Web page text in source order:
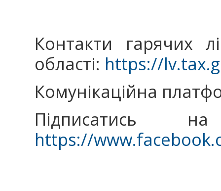
Контакти гарячих
області: https://
Комунікаційна
Підписатись
https://